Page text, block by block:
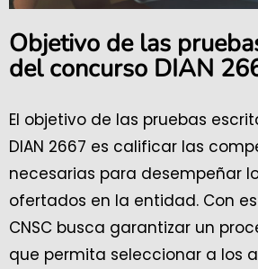
Objetivo de las
del concurso DIAN
El objetivo de las pruebas
DIAN 2667 es calificar las
necesarias para desempeñar
ofertados en la entidad. Con
CNSC busca garantizar un
que permita seleccionar a los